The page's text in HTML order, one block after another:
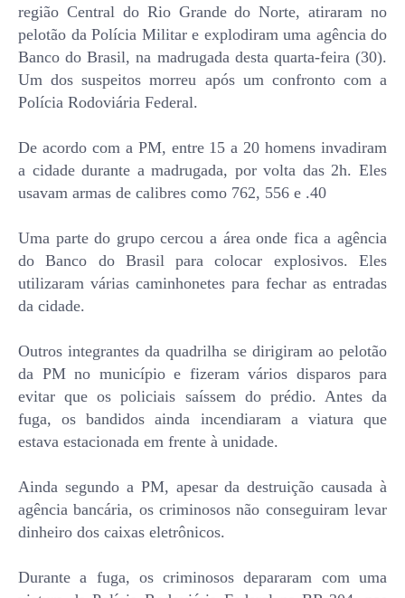
região Central do Rio Grande do Norte, atiraram no
pelotão da Polícia Militar e explodiram uma agência do
Banco do Brasil, na madrugada desta quarta-feira (30).
Um dos suspeitos morreu após um confronto com a
Polícia Rodoviária Federal.
De acordo com a PM, entre 15 a 20 homens invadiram
a cidade durante a madrugada, por volta das 2h. Eles
usavam armas de calibres como 762, 556 e .40
Uma parte do grupo cercou a área onde fica a agência
do Banco do Brasil para colocar explosivos. Eles
utilizaram várias caminhonetes para fechar as entradas
da cidade.
Outros integrantes da quadrilha se dirigiram ao pelotão
da PM no município e fizeram vários disparos para
evitar que os policiais saíssem do prédio. Antes da
fuga, os bandidos ainda incendiaram a viatura que
estava estacionada em frente à unidade.
Ainda segundo a PM, apesar da destruição causada à
agência bancária, os criminosos não conseguiram levar
dinheiro dos caixas eletrônicos.
Durante a fuga, os criminosos depararam com uma